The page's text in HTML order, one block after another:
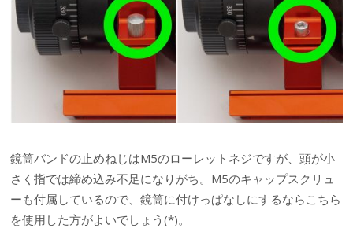
鏡筒バンドの止めねじはM5のローレットネジですが、頭が小
さく指では締め込み不足になりがち。M5のキャップスクリュ
ーも付属しているので、鏡筒に付けっぱなしにするならこちら
を使用した方がよいでしょう(*)。